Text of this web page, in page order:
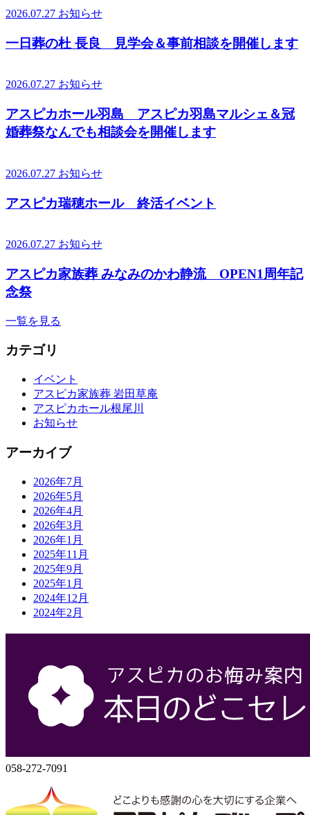
2026.07.27 お知らせ
一日葬の杜 長良 見学会＆事前相談を開催します
2026.07.27 お知らせ
アスピカホール羽島 アスピカ羽島マルシェ＆冠
婚葬祭なんでも相談会を開催します
2026.07.27 お知らせ
アスピカ瑞穂ホール 終活イベント
2026.07.27 お知らせ
アスピカ家族葬 みなみのかわ静流 OPEN1周年記
念祭
一覧を見る
カテゴリ
イベント
アスピカ家族葬 岩田草庵
アスピカホール根尾川
お知らせ
アーカイブ
2026年7月
2026年5月
2026年4月
2026年3月
2026年1月
2025年11月
2025年9月
2025年1月
2024年12月
2024年2月
株式会社アスピカ
500-8357
岐阜県岐阜市六条大溝1丁目2‐3
058-272-7091